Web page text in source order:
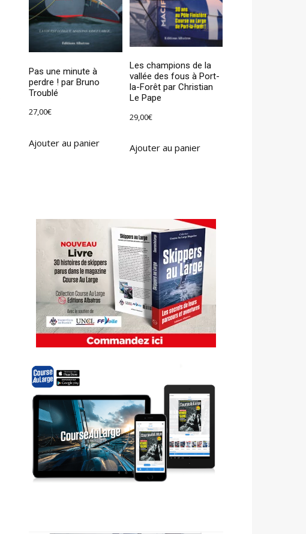
Pas une minute à
perdre ! par Bruno
Troublé
27,00€
Ajouter au panier
Les champions de la
vallée des fous à Port-
la-Forêt par Christian
Le Pape
29,00€
Ajouter au panier